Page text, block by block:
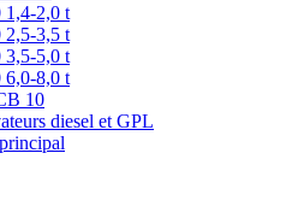
2,0 t
3,5 t
5,0 t
8,0 t
10
diesel et GPL